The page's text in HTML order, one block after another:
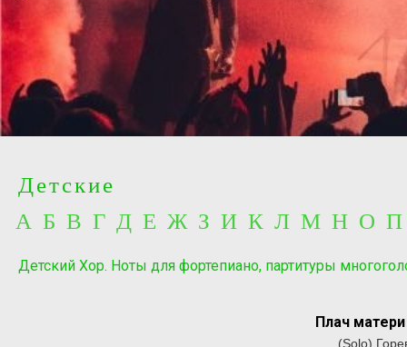
А Б В Г Д Е Ж З И К Л М Н О
Детские
Детский Хор. Ноты для фортепиано, партитуры
Плач
(Solo)